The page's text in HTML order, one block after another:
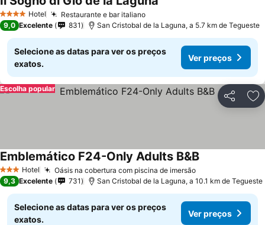
4 EstrelasHotel Restaurante e bar italiano
9,0 Excelente 831 San Cristobal de la Laguna, a 5.7 km de Tegueste
Selecione as datas para ver os preços
exatos.
Ver preços
Partilhar
Escolha popular
3 EstrelasHotel Oásis na cobertura com piscina de imersão
Emblemático F24-Only Adults B&B
9,3 Excelente 731 San Cristobal de la Laguna, a 10.1 km de Tegueste
Selecione as datas para ver os preços
exatos.
Ver preços